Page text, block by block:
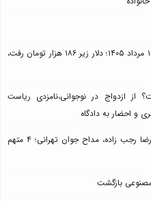
پیش‌بینی قیمت طلا، سکه و دلار یکشنبه ۱۸ مرداد ۱۴۰۵؛ دلار زیر ۱۸۶ هزار تومان رفت،
از ازدواج در نوجوانی،نامزدی ریاست
جزئیات تازه از ربایش و قتل فجیع حمیدرضا رجب زاده، مداح جوان تهرانی؛ ۴ متهم
مصنوعی بازگشت